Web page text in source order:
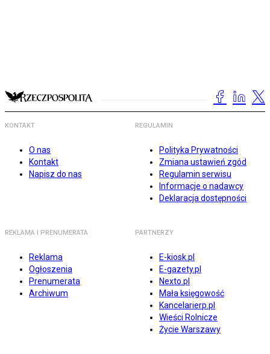
KONTAKT
O nas
Kontakt
Napisz do nas
REGULAMIN
Polityka Prywatności
Zmiana ustawień zgód
Regulamin serwisu
Informacje o nadawcy
Deklaracja dostępności
REKLAMA I PRENUMERATA
Reklama
Ogłoszenia
Prenumerata
Archiwum
PARTNERZY
E-kiosk.pl
E-gazety.pl
Nexto.pl
Mała księgowość
Kancelarierp.pl
Wieści Rolnicze
Życie Warszawy